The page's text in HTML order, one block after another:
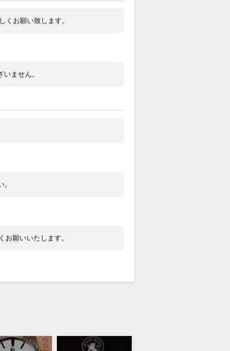
巻きGMTムーブメント キャリバー
デル（違うかもしれません）で人気上
用出品、取置不可。先着順販売。
くお願い致します。
ません。
願いいたします。